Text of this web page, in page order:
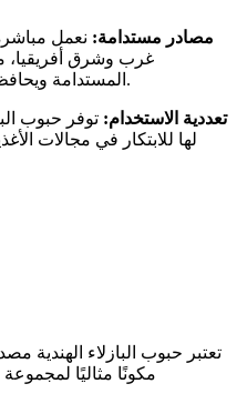
مصادر مستدامة: نعمل
غرب وشرق أفريقيا،
المستدامة ويحافظ على التراث البيئي والثقافي.
تعددية الاستخدام: توفر حبوب
لها للابتكار في مجالات
تعتبر حبوب البازلاء الهندية
مكونًا مثاليًا